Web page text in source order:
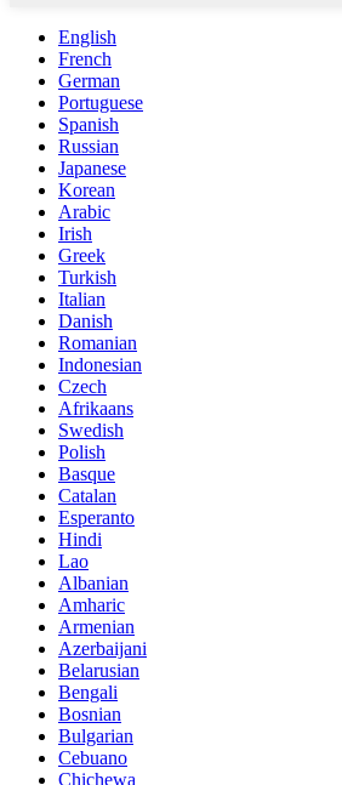
English
French
German
Portuguese
Spanish
Russian
Japanese
Korean
Arabic
Irish
Greek
Turkish
Italian
Danish
Romanian
Indonesian
Czech
Afrikaans
Swedish
Polish
Basque
Catalan
Esperanto
Hindi
Lao
Albanian
Amharic
Armenian
Azerbaijani
Belarusian
Bengali
Bosnian
Bulgarian
Cebuano
Chichewa